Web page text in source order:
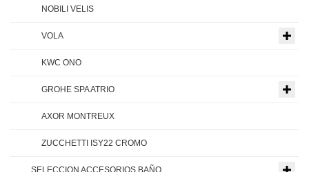
NOBILI VELIS
VOLA
KWC ONO
GROHE SPA ATRIO
AXOR MONTREUX
ZUCCHETTI ISY22 CROMO